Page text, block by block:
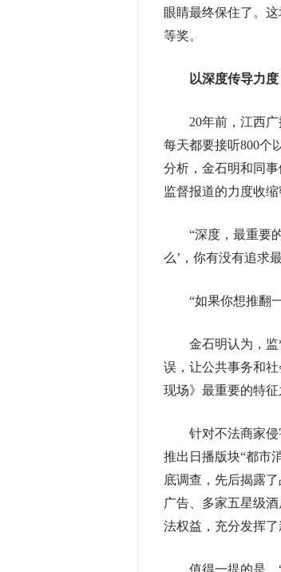
眼睛最终保住了。
等奖。
以深度传导力度
20年前，江西广
每天都要接听800个
分析，金石明和同
监督报道的力度收
“深度，最重要的
么’，你有没有追求
“如果你想推翻一
金石明认为，监
误，让公共事务和
现场》最重要的特
针对不法商家侵害
推出日播版块“都市
底调查，先后揭露
广告、多家五星级
法权益，充分发挥了
值得一提的是，